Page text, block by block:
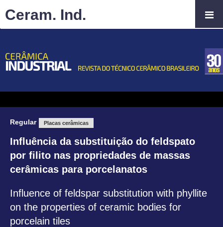
Regular Placas cerâmicas
Influência da substituição do feldspato
por filito nas propriedades de massas
cerâmicas para porcelanatos
Influence of feldspar substitution with phyllite
on the properties of ceramic bodies for
porcelain tiles
Ceram. Ind.